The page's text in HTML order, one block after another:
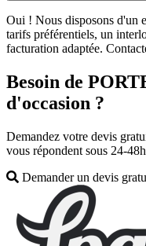
Oui ! Nous disposons d'un
tarifs préférentiels, un
facturation adaptée.
Besoin de
d'occasion ?
Demandez votre devis
vous répondent sous 24-
Demander un devis